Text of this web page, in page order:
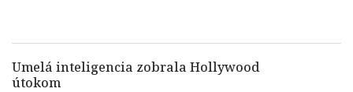
Umelá inteligencia zobrala Hollywood
útokom